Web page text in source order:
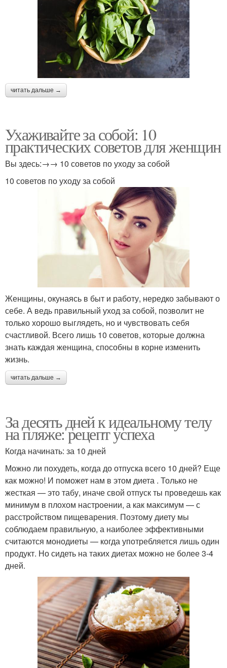
читать дальше →
Ухаживайте за собой: 10
практических советов для женщин
Вы здесь:→→ 10 советов по уходу за собой
10 советов по уходу за собой
Женщины, окунаясь в быт и работу, нередко забывают о
себе. А ведь правильный уход за собой, позволит не
только хорошо выглядеть, но и чувствовать себя
счастливой. Всего лишь 10 советов, которые должна
знать каждая женщина, способны в корне изменить
жизнь.
читать дальше →
За десять дней к идеальному телу
на пляже: рецепт успеха
Когда начинать: за 10 дней
Можно ли похудеть, когда до отпуска всего 10 дней? Еще
как можно! И поможет нам в этом диета . Только не
жесткая — это табу, иначе свой отпуск ты проведешь как
минимум в плохом настроении, а как максимум — с
расстройством пищеварения. Поэтому диету мы
соблюдаем правильную, а наиболее эффективными
считаются монодиеты — когда употребляется лишь один
продукт. Но сидеть на таких диетах можно не более 3-4
дней.